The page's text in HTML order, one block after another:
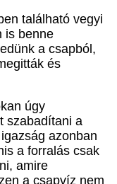
található vegyi
is benne
a csapból,
és
úgy
szabadítani a
azonban
a forralás csak
amire
a csapvíz nem